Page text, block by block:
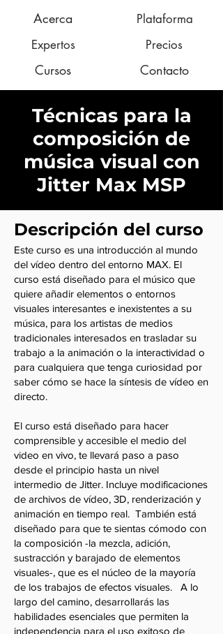
Acerca
Expertos
Cursos
Plataforma
Precios
Contacto
Técnicas para la
composición de
música visual con
Jitter Max MSP
Descripción del curso
Este curso es una introducción al mundo
del vídeo dentro del entorno MAX. El
curso está diseñado para el músico que
quiere añadir elementos o entornos
visuales interesantes e inexistentes a su
música, para los artistas de medios
tradicionales interesados en trasladar su
trabajo a la animación o la interactividad o
para cualquiera que tenga curiosidad por
saber cómo se hace la síntesis de vídeo en
directo.
El curso está diseñado para hacer
comprensible y accesible el medio del
video en vivo, te llevará paso a paso
desde el principio hasta un nivel
intermedio de Jitter. Incluye modificaciones
de archivos de vídeo, 3D, renderización y
animación en tiempo real. También está
diseñado para que te sientas cómodo con
la composición -la mezcla, adición,
sustracción y barajado de elementos
visuales-, que es el núcleo de la mayoría
de los trabajos de efectos visuales. A lo
largo del camino, desarrollarás las
habilidades esenciales que permiten la
independencia para el uso exitoso de